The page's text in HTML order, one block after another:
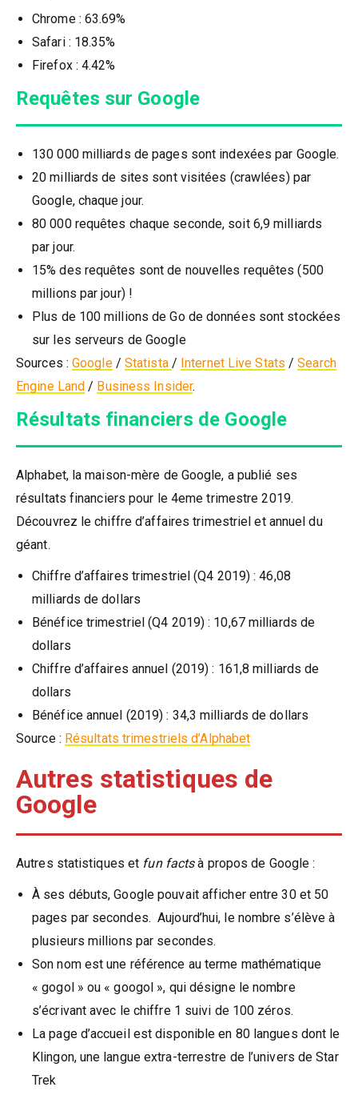
Chrome : 63.69%
Safari : 18.35%
Firefox : 4.42%
Requêtes sur Google
130 000 milliards de pages sont indexées par Google.
20 milliards de sites sont visitées (crawlées) par
Google, chaque jour.
80 000 requêtes chaque seconde, soit 6,9 milliards
par jour.
15% des requêtes sont de nouvelles requêtes (500
millions par jour) !
Plus de 100 millions de Go de données sont stockées
sur les serveurs de Google
Sources : Google/ Statista / Internet Live Stats /Search
Engine Land / Business Insider.
Résultats financiers de Google
Alphabet, la maison-mère de Google, a publié ses
résultats financiers pour le 4eme trimestre 2019.
Découvrez le chiffre d’affaires trimestriel et annuel du
géant.
Chiffre d’affaires trimestriel (Q4 2019) : 46,08
milliards de dollars
Bénéfice trimestriel (Q4 2019) : 10,67 milliards de
dollars
Chiffre d’affaires annuel (2019) : 161,8 milliards de
dollars
Bénéfice annuel (2019) : 34,3 milliards de dollars
Source : Résultats trimestriels d’Alphabet
Autres statistiques de
Google
Autres statistiques et fun factsà propos de Google :
À ses débuts, Google pouvait afficher entre 30 et 50
pages par secondes. Aujourd’hui, le nombre s’élève à
plusieurs millions par secondes.
Son nom est une référence au terme mathématique
« gogol » ou « googol », qui désigne le nombre
s’écrivant avec le chiffre 1 suivi de 100 zéros.
La page d’accueil est disponible en 80 langues dont le
Klingon, une langue extra-terrestre de l’univers de Star
Trek